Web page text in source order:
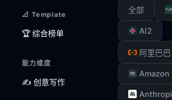
📐 Template
🏆 综合榜单
能力维度
✍️ 创意写作
全部
AI2
阿里巴巴
Amazon